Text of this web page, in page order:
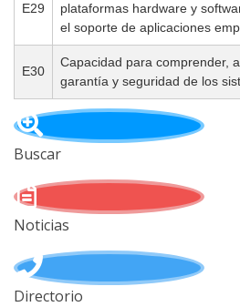
E29
plataformas hardware y
el soporte de aplicaciones
E30
Capacidad para comprender,
garantía y seguridad de los
Buscar
Noticias
Directorio